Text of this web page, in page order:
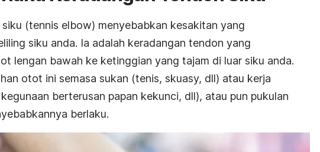
(tennis elbow) menyebabkan kesakitan yang
siku anda. Ia adalah keradangan tendon yang
lengan bawah ke ketinggian yang tajam di luar siku anda.
otot ini semasa sukan (tenis, skuasy, dll) atau kerja
berterusan papan kekunci, dll), atau pun pukulan
berlaku.